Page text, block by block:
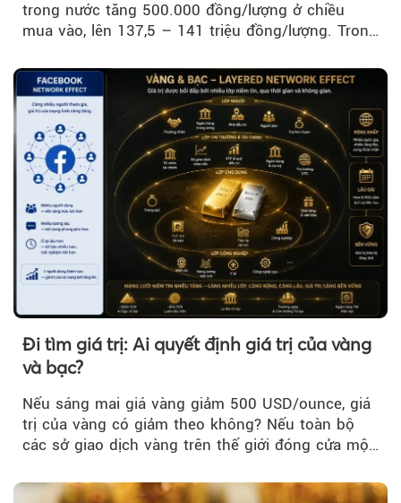
trong nước tăng 500.000 đồng/lượng ở chiều
mua vào, lên 137,5 – 141 triệu đồng/lượng. Trong
trì trên ngưỡng 4.000 USD/ounce.
Đi tìm giá trị: Ai quyết định giá trị của vàng
và bạc?
Nếu sáng mai giá vàng giảm 500 USD/ounce, giá
trị của vàng có giảm theo không? Nếu toàn bộ
các sở giao dịch vàng trên thế giới đóng cửa một